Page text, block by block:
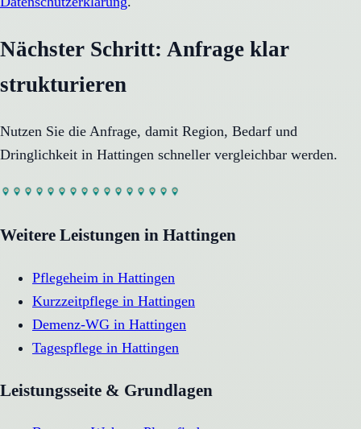
Nächster Schritt: Anfrage klar
strukturieren
Nutzen Sie die Anfrage, damit Region, Bedarf und
Dringlichkeit in Hattingen schneller vergleichbar werden.
Weitere Leistungen in Hattingen
Pflegeheim in Hattingen
Kurzzeitpflege in Hattingen
Demenz-WG in Hattingen
Tagespflege in Hattingen
Leistungsseite & Grundlagen